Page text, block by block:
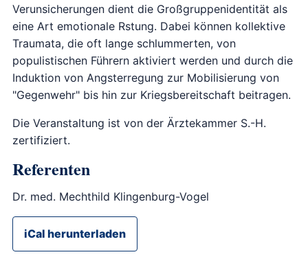
Verunsicherungen dient die Großgruppenidentität als
eine Art emotionale Rstung. Dabei können kollektive
Traumata, die oft lange schlummerten, von
populistischen Führern aktiviert werden und durch die
Induktion von Angsterregung zur Mobilisierung von
"Gegenwehr" bis hin zur Kriegsbereitschaft beitragen.
Die Veranstaltung ist von der Ärztekammer S.-H.
zertifiziert.
Referenten
Dr. med. Mechthild Klingenburg-Vogel
iCal herunterladen